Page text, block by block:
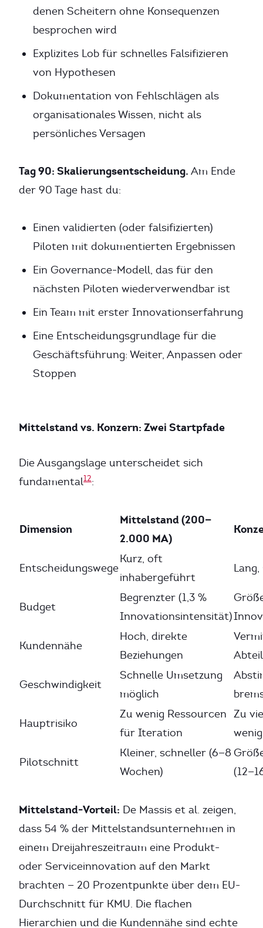
denen Scheitern ohne Konsequenzen
besprochen wird
Explizites Lob für schnelles Falsifizieren
von Hypothesen
Dokumentation von Fehlschlägen als
organisationales Wissen, nicht als
persönliches Versagen
Tag 90: Skalierungsentscheidung. Am Ende
der 90 Tage hast du:
Einen validierten (oder falsifizierten)
Piloten mit dokumentierten Ergebnissen
Ein Governance-Modell, das für den
nächsten Piloten wiederverwendbar ist
Ein Team mit erster Innovationserfahrung
Eine Entscheidungsgrundlage für die
Geschäftsführung: Weiter, Anpassen oder
Stoppen
Mittelstand vs. Konzern: Zwei Startpfade
Die Ausgangslage unterscheidet sich
fundamental12:
Dimension
Mittelstand (200—
2.000 MA)
Entscheidungswege
Kurz, oft
inhabergeführt
Budget
Begrenzter (1,3 %
Innovationsintensität)
Kundennähe
Hoch, direkte
Beziehungen
Geschwindigkeit
Schnelle Umsetzung
möglich
Hauptrisiko
Zu wenig Ressourcen
für Iteration
Zu
Pilotschnitt
Kleiner, schneller (6—8
Wochen)
Mittelstand-Vorteil: De Massis et al. zeigen,
dass 54 % der Mittelstandsunternehmen in
einem Dreijahreszeitraum eine Produkt-
oder Serviceinnovation auf den Markt
brachten — 20 Prozentpunkte über dem EU-
Durchschnitt für KMU. Die flachen
Hierarchien und die Kundennähe sind echte